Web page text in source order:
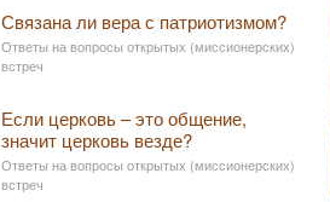
Связана ли вера с патриотизмом?
Ответы на вопросы открытых (миссионерских)
встреч
Если церковь – это общение,
значит церковь везде?
Ответы на вопросы открытых (миссионерских)
встреч